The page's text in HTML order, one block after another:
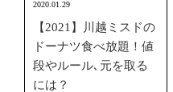
2020.01.29
【2021】川越ミスドの
ドーナツ食べ放題！値
段やルール､元を取る
には？